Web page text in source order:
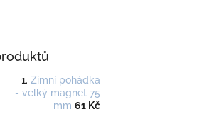
Zimní pohádka
- velký magnet 75
mm 61 Kč